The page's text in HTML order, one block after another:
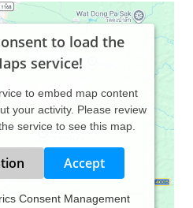
to load the
service!
to embed map content
your activity. Please review
service to see this map.
Accept
Consent Management